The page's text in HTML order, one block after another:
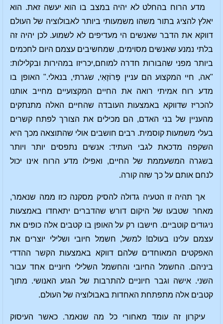
מדע הרוח בהחלט לא יהיה במצב בו הוא יעשה זאת. הוא
יאלץ להציג בתור משהו משמעותי ביותר לאבולוציה של העולם
דווקא את הדבר שאנשים הי מעדיפים לא לשמוע. לכן יהיה זה
בלתי נמנע שאנשים מסוימים, שמחשיבים עצמם היום לחכמים
ביותר מפני שהבורות חדרה למוחם,יכריזו במהירות ובקלילות:
"אה, חיי המקצוע הם עניין פְּרוֹזָאִי, שגרתי, בנאלי." האופן בו
מדע רוח אמיתי רואה את החיים המקצועיים מחייב אותנו
להכריז שדווקא באמצעות העובדה שהחיים האלה מתנתקים
מהעניין של בני האדם, הם מכילים את הצורך לפתח קשרים
בעלי משמעות קוסמית. רבים חושבים אולי שהתוצאה מכך היא
השקפה מדכאת לגבי העתיד: אנשים נתפסים יותר ויותר
בשגרה המשעממת של החיים, ואפילו מדע הרוח אינו יכול
לנחם אותם על כך שזה קורה.
אך תהיה זו הטעיה גדולה להסיק מסקנה כזו ממה שנאמר,
מאחר שטבעו של היקום דורש שהדברים יתאחדו באמצעות
ניגודים קוטביים. חישבו רק על האופן בו קטבים אלה כופים את
עצמם עלינו בעולם! למשל, חשמל חיובי ושלילי יוצרים את
האפקטים המאוחדים שלהם דווקא באמצעות הקשר ההדדי
ביניהם. החשמל החיובי והחשמל השלילי חיוניים אחד עבור
השני. אישה וגבר חיוניים להתרבות של הגזע האנושי. מתוך
קטבים אלה מתפתחת האחדות באבולוציה של העולם.
עיקרון זה עומד מאחורי כל מה שנאמר. כאשר העיסוק